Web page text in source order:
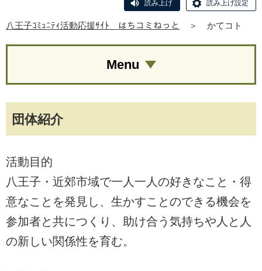
読み上げ 読み上げ設定
八王子ｺﾐｭﾆﾃｨ活動応援ｻｲﾄ はちコミねっと ＞ かてコト
団体紹介
活動目的
八王子・近郊市域で一人一人の好きなこと・得
意なことを発見し、生かすことのできる機会を
参加者と共につくり、助け合う気持ちや人と人
の新しい関係性を育む。
Menu